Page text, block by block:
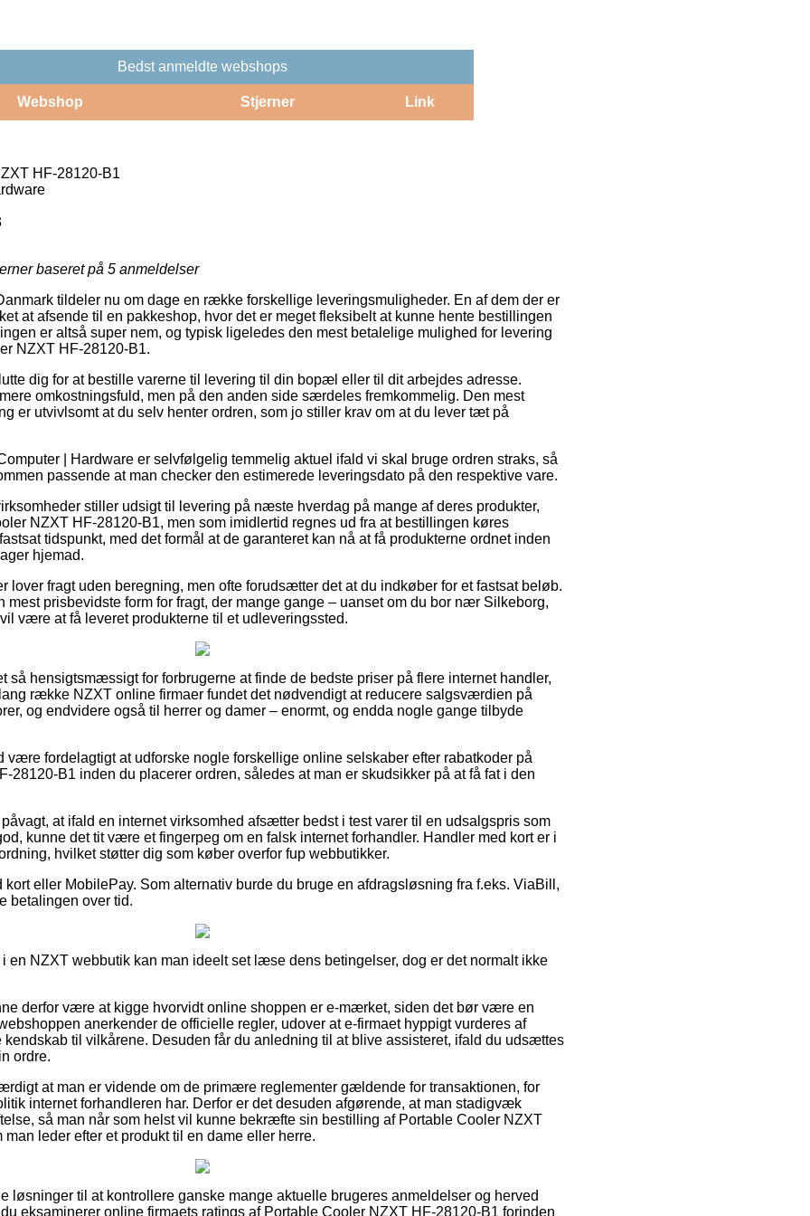
Bedst anmeldte webshops
Webshop Stjerner Link
HF-28120-B1
baseret på 5 anmeldelser
tildeler nu om dage en række forskellige leveringsmuligheder. En af dem der er
at afsende til en pakkeshop, hvor det er meget fleksibelt at kunne hente bestillingen
er altså super nem, og typisk ligeledes den mest betalelige mulighed for levering
NZXT HF-28120-B1.
dig for at bestille varerne til levering til din bopæl eller til dit arbejdes adresse.
omkostningsfuld, men på den anden side særdeles fremkommelig. Den mest
er utvivlsomt at du selv henter ordren, som jo stiller krav om at du lever tæt på
| Hardware er selvfølgelig temmelig aktuel ifald vi skal bruge ordren straks, så
passende at man checker den estimerede leveringsdato på den respektive vare.
stiller udsigt til levering på næste hverdag på mange af deres produkter,
NZXT HF-28120-B1, men som imidlertid regnes ud fra at bestillingen køres
tidspunkt, med det formål at de garanteret kan nå at få produkterne ordnet inden
hjemad.
lover fragt uden beregning, men ofte forudsætter det at du indkøber for et fastsat beløb.
mest prisbevidste form for fragt, der mange gange – uanset om du bor nær Silkeborg,
være at få leveret produkterne til et udleveringssted.
så hensigtsmæssigt for forbrugerne at finde de bedste priser på flere internet handler,
række NZXT online firmaer fundet det nødvendigt at reducere salgsværdien på
og endvidere også til herrer og damer – enormt, og endda nogle gange tilbyde
være fordelagtigt at udforske nogle forskellige online selskaber efter rabatkoder på
28120-B1 inden du placerer ordren, således at man er skudsikker på at få fat i den
at ifald en internet virksomhed afsætter bedst i test varer til en udsalgspris som
kunne det tit være et fingerpeg om en falsk internet forhandler. Handler med kort er i
hvilket støtter dig som køber overfor fup webbutikker.
eller MobilePay. Som alternativ burde du bruge en afdragsløsning fra f.eks. ViaBill,
betalingen over tid.
en NZXT webbutik kan man ideelt set læse dens betingelser, dog er det normalt ikke
derfor være at kigge hvorvidt online shoppen er e-mærket, siden det bør være en
anerkender de officielle regler, udover at e-firmaet hyppigt vurderes af
til vilkårene. Desuden får du anledning til at blive assisteret, ifald du udsættes
ordre.
at man er vidende om de primære reglementer gældende for transaktionen, for
internet forhandleren har. Derfor er det desuden afgørende, at man stadigvæk
så man når som helst vil kunne bekræfte sin bestilling af Portable Cooler NZXT
leder efter et produkt til en dame eller herre.
løsninger til at kontrollere ganske mange aktuelle brugeres anmeldelser og herved
eksaminerer online firmaets ratings af Portable Cooler NZXT HF-28120-B1 forinden